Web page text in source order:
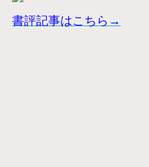
書評記事はこちら→